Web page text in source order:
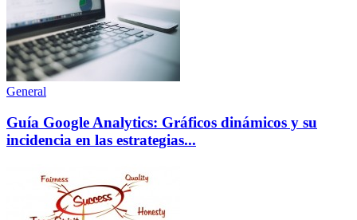
General
Guía Google Analytics: Gráficos dinámicos y su
incidencia en las estrategias...